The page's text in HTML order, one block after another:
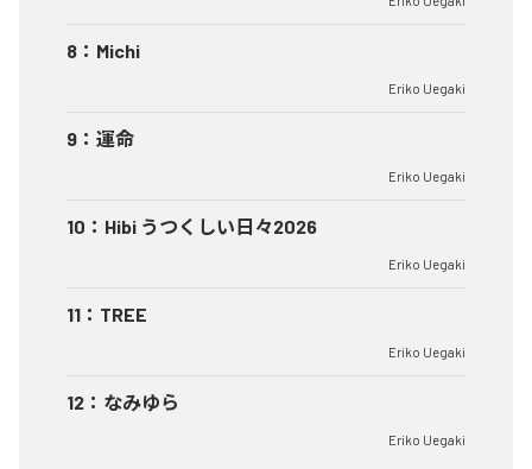
8 ： Michi
Eriko Uegaki
9 ： 運命
Eriko Uegaki
10 ： Hibi うつくしい日々2026
Eriko Uegaki
11 ： TREE
Eriko Uegaki
12 ： なみゆら
Eriko Uegaki